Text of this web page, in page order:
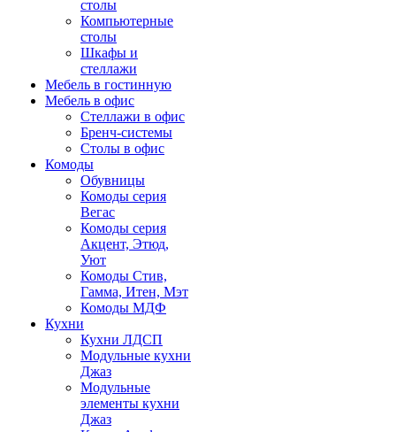
столы
Компьютерные
столы
Шкафы и
стеллажи
Мебель в гостинную
Мебель в офис
Стеллажи в офис
Бренч-системы
Столы в офис
Комоды
Обувницы
Комоды серия
Вегас
Комоды серия
Акцент, Этюд,
Уют
Комоды Стив,
Гамма, Итен, Мэт
Комоды МДФ
Кухни
Кухни ЛДСП
Модульные кухни
Джаз
Модульные
элементы кухни
Джаз